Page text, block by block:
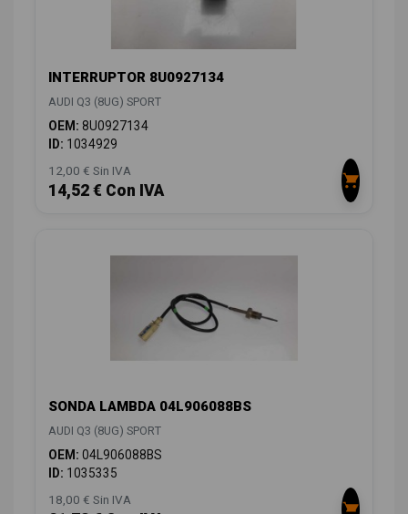
INTERRUPTOR 8U0927134
AUDI Q3 (8UG) SPORT
OEM: 8U0927134
ID: 1034929
12,00 € Sin IVA
14,52 € Con IVA
SONDA LAMBDA 04L906088BS
AUDI Q3 (8UG) SPORT
OEM: 04L906088BS
ID: 1035335
18,00 € Sin IVA